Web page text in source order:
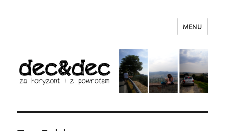
dec&dec – za horyzont i z powrotem
MENU